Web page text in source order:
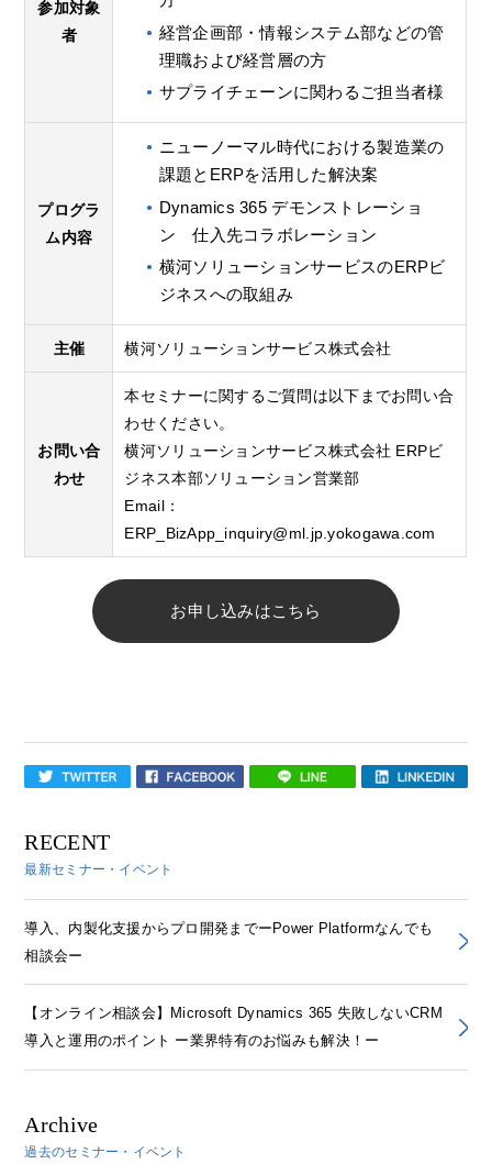
参加対象
者
経営企画部・情報システム部などの管
理職および経営層の方
サプライチェーンに関わるご担当者様
プログラ
ム内容
ニューノーマル時代における製造業の
課題とERPを活用した解決案
Dynamics 365 デモンストレーショ
ン 仕入先コラボレーション
横河ソリューションサービスのERPビ
ジネスへの取組み
主催 横河ソリューションサービス株式会社
お問い合
わせ
本セミナーに関するご質問は以下までお問い合
わせください。
横河ソリューションサービス株式会社 ERPビ
ジネス本部ソリューション営業部
Email：
ERP_BizApp_inquiry@ml.jp.yokogawa.com
お申し込みはこちら
RECENT
最新セミナー・イベント
導入、内製化支援からプロ開発までーPower Platformなんでも
相談会ー
【オンライン相談会】Microsoft Dynamics 365 失敗しないCRM
導入と運用のポイント ー業界特有のお悩みも解決！ー
Archive
過去のセミナー・イベント